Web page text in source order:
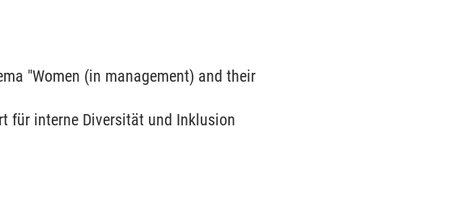
"Women (in management) and their
für interne Diversität und Inklusion